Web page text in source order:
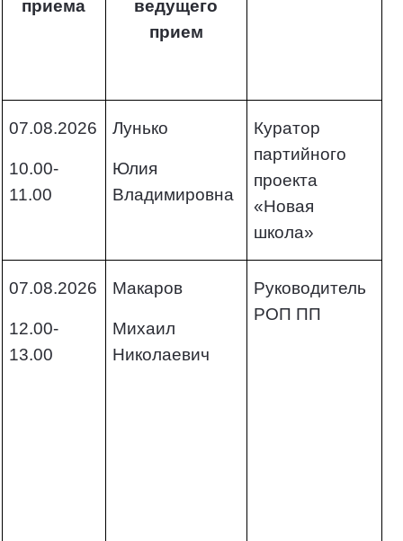
приема
ведущего
прием
07.08.2026
10.00-
11.00
Лунько
Юлия
Владимировна
Куратор
партийного
проекта
«Новая
школа»
07.08.2026
12.00-
13.00
Макаров
Михаил
Николаевич
Руководитель
РОП ПП